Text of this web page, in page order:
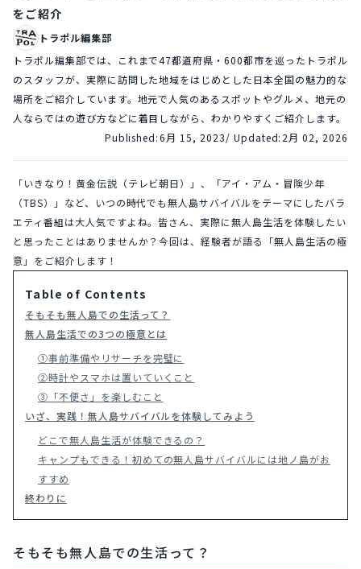
をご紹介
トラポル編集部
トラポル編集部では、これまで47都道府県・600都市を巡ったトラポル
のスタッフが、実際に訪問した地域をはじめとした日本全国の魅力的な
場所をご紹介しています。地元で人気のあるスポットやグルメ、地元の
人ならではの遊び方などに着目しながら、わかりやすくご紹介します。
Published:6月 15, 2023/ Updated: 2月 02, 2026
「いきなり！黄金伝説（テレビ朝日）」、「アイ・アム・冒険少年
（TBS）」など、いつの時代でも無人島サバイバルをテーマにしたバラ
エティ番組は大人気ですよね。皆さん、実際に無人島生活を体験したい
と思ったことはありませんか？今回は、経験者が語る「無人島生活の極
意」をご紹介します！
Table of Contents
そもそも無人島での生活って？
無人島生活での3つの極意とは
①事前準備やリサーチを完璧に
②時計やスマホは置いていくこと
③「不便さ」を楽しむこと
いざ、実践！無人島サバイバルを体験してみよう
どこで無人島生活が体験できるの？
キャンプもできる！初めての無人島サバイバルには地ノ島がお
すすめ
終わりに
そもそも無人島での生活って？